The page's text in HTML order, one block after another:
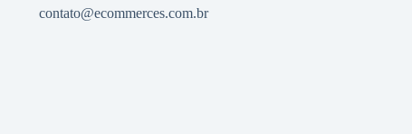
contato@ecommerces.com.br